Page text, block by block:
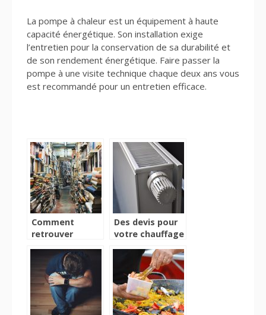
La pompe à chaleur est un équipement à haute
capacité énergétique. Son installation exige
l’entretien pour la conservation de sa durabilité et
de son rendement énergétique. Faire passer la
pompe à une visite technique chaque deux ans vous
est recommandé pour un entretien efficace.
Comment
retrouver
bibliothèque en
France?
Des devis pour
votre chauffage
professionnels